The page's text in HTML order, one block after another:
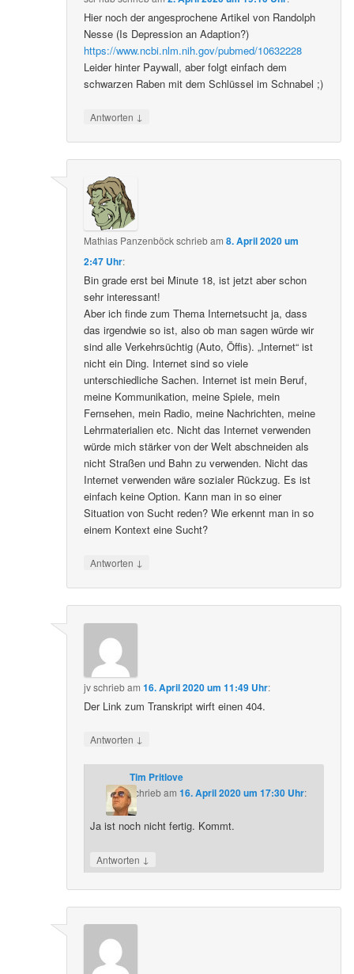
Hier noch der angesprochene Artikel von Randolph
Nesse (Is Depression an Adaption?)
https://www.ncbi.nlm.nih.gov/pubmed/10632228
Leider hinter Paywall, aber folgt einfach dem
schwarzen Raben mit dem Schlüssel im Schnabel ;)
Antworten ↓
Mathias Panzenböckschriebam8. April 2020 um
2:47 Uhr:
Bin grade erst bei Minute 18, ist jetzt aber schon
sehr interessant!
Aber ich finde zum Thema Internetsucht ja, dass
das irgendwie so ist, also ob man sagen würde wir
sind alle Verkehrsüchtig (Auto, Öffis). „Internet“ ist
nicht ein Ding. Internet sind so viele
unterschiedliche Sachen. Internet ist mein Beruf,
meine Kommunikation, meine Spiele, mein
Fernsehen, mein Radio, meine Nachrichten, meine
Lehrmaterialien etc. Nicht das Internet verwenden
würde mich stärker von der Welt abschneiden als
nicht Straßen und Bahn zu verwenden. Nicht das
Internet verwenden wäre sozialer Rückzug. Es ist
einfach keine Option. Kann man in so einer
Situation von Sucht reden? Wie erkennt man in so
einem Kontext eine Sucht?
Antworten ↓
jvschriebam16. April 2020 um 11:49 Uhr:
Der Link zum Transkript wirft einen 404.
Antworten ↓
Tim Pritlove
schriebam 16. April 2020 um 17:30 Uhr:
Ja ist noch nicht fertig. Kommt.
Antworten ↓